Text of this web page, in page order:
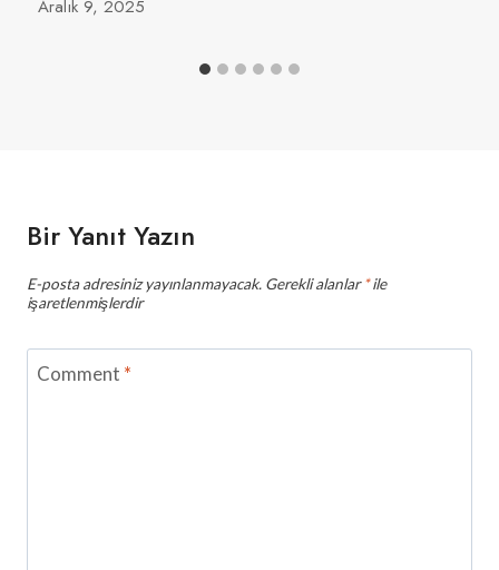
Aralık 9, 2025
Bir Yanıt Yazın
E-posta adresiniz yayınlanmayacak. Gerekli alanlar*ile
işaretlenmişlerdir
Comment *